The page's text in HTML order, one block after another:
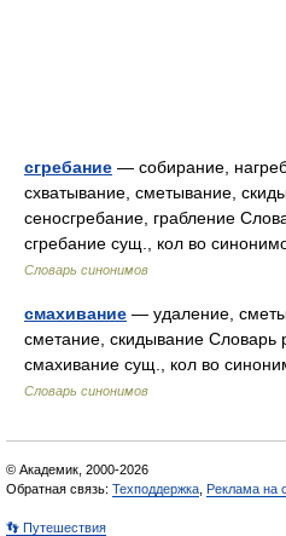
сгребание — собирание,
схватывание, сметывание,
сеносгребание, грабление
сгребание сущ., кол во
Словарь синонимов
смахивание — удаление,
сметание, скидывание Словарь
смахивание сущ., кол во
Словарь синонимов
© Академик, 2000-2026
Обратная связь: Техподдержка Реклама на
👣 Путешествия